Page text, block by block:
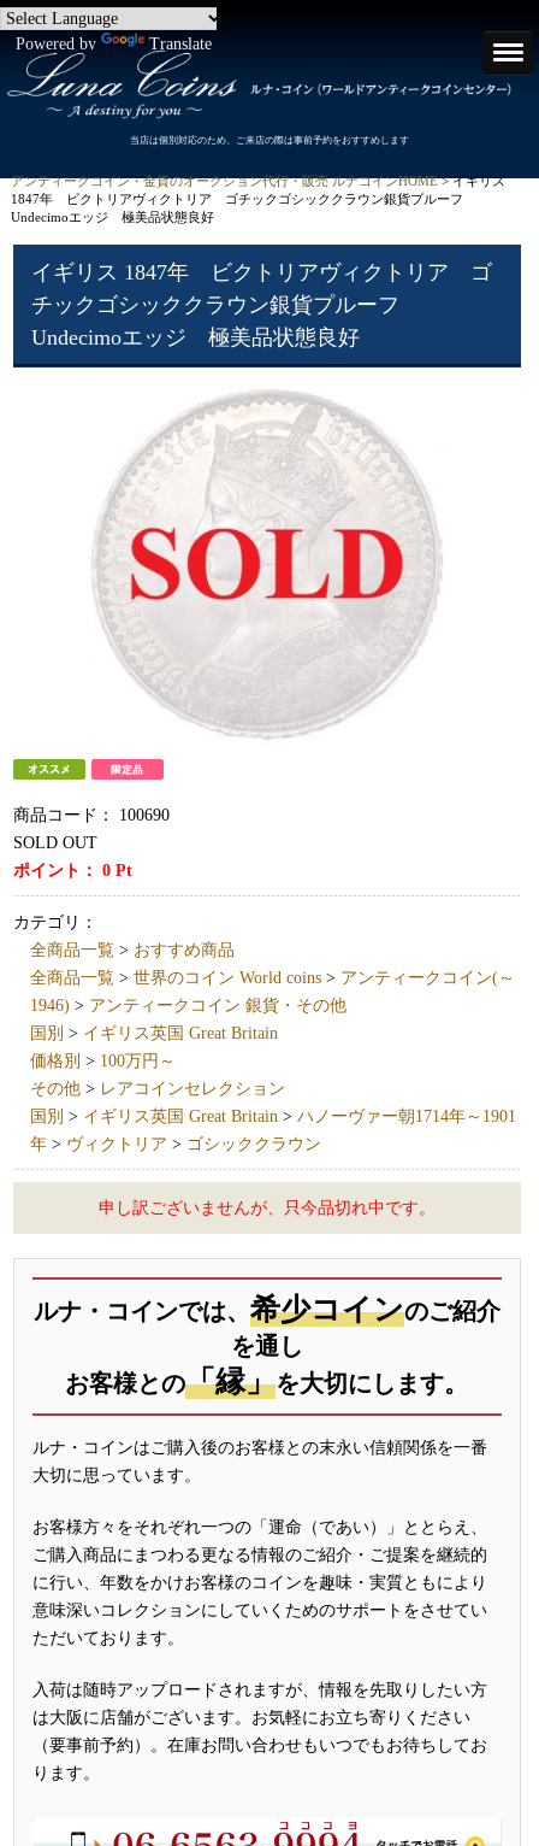
Powered by Translate
当店は個別対応のため、ご来店の際は事前予約をおすすめします
アンティークコイン・金貨のオークション代行・販売 ルナコインHOME> イギリス
1847年 ビクトリアヴィクトリア ゴチックゴシッククラウン銀貨プルーフ
Undecimoエッジ 極美品状態良好
イギリス 1847年 ビクトリアヴィクトリア ゴ
チックゴシッククラウン銀貨プルーフ
Undecimoエッジ 極美品状態良好
商品コード：
100690
SOLD OUT
ポイント：0 Pt
カテゴリ：
全商品一覧 > おすすめ商品
全商品一覧 >世界のコイン World coins > アンティークコイン(～
1946) > アンティークコイン 銀貨・その他
国別 > イギリス英国 Great Britain
価格別 > 100万円～
その他 > レアコインセレクション
国別 > イギリス英国 Great Britain >ハノーヴァー朝1714年～1901
年 > ヴィクトリア > ゴシッククラウン
申し訳ございませんが、只今品切れ中です。
ルナ・コインでは、 希少コインのご紹介
を通し
お客様との「縁」を大切にします。
ルナ・コインはご購入後のお客様との末永い信頼関係を一番
大切に思っています。
お客様方々をそれぞれ一つの「運命（であい）」ととらえ、
ご購入商品にまつわる更なる情報のご紹介・ご提案を継続的
に行い、年数をかけお客様のコインを趣味・実質ともにより
意味深いコレクションにしていくためのサポートをさせてい
ただいております。
入荷は随時アップロードされますが、情報を先取りしたい方
は大阪に店舗がございます。お気軽にお立ち寄りください
（要事前予約）。在庫お問い合わせもいつでもお待ちしてお
ります。